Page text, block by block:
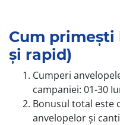
Cum primești
și rapid)
Cumperi
campaniei: 01-30
Bonusul total este
anvelopelor și